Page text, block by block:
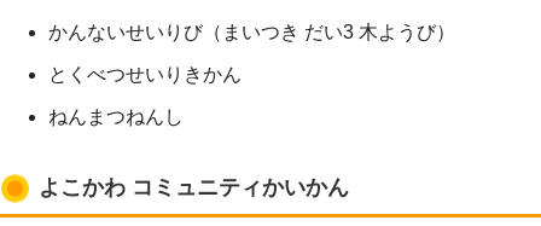
かんないせいりび（まいつき だい3 木ようび）
とくべつせいりきかん
ねんまつねんし
よこかわ コミュニティかいかん